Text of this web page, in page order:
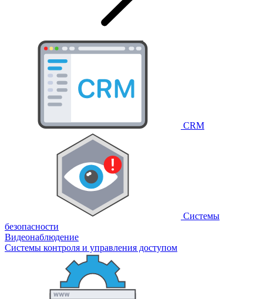
CRM
Системы
безопасности
Видеонаблюдение
Системы контроля и управления доступом